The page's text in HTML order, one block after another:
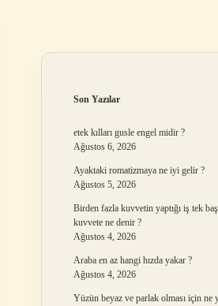
Son Yazılar
etek kılları gusle engel midir ?
Ağustos 6, 2026
Ayaktaki romatizmaya ne iyi gelir ?
Ağustos 5, 2026
Birden fazla kuvvetin yaptığı iş tek
kuvvete ne denir ?
Ağustos 4, 2026
Araba en az hangi hızda yakar ?
Ağustos 4, 2026
Yüzün beyaz ve parlak olması için ne